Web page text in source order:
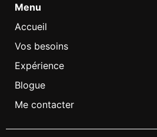
Menu
Accueil
Vos besoins
Expérience
Blogue
Me contacter